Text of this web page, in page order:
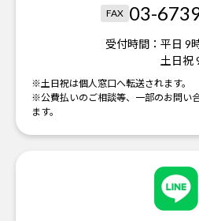
FAX 03-
受付時間： 平日 9
土日祝
※土日祝は個人窓口へ転送されます。
※公費払いのご相談等、一部のお問い
ます。